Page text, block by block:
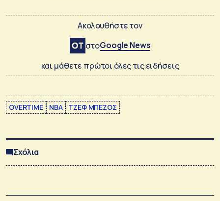
Ακολουθήστε τον
στοGoogle News
και μάθετε πρώτοι όλες τις ειδήσεις
OVERTIME ΝΒΑ ΤΖΕΦ ΜΠΕΖΟΣ
Σχόλια